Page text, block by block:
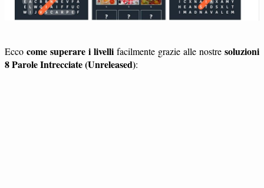
Ecco come superare i livellifacilmente grazie alle nostresoluzioni
8 Parole Intrecciate (Unreleased):